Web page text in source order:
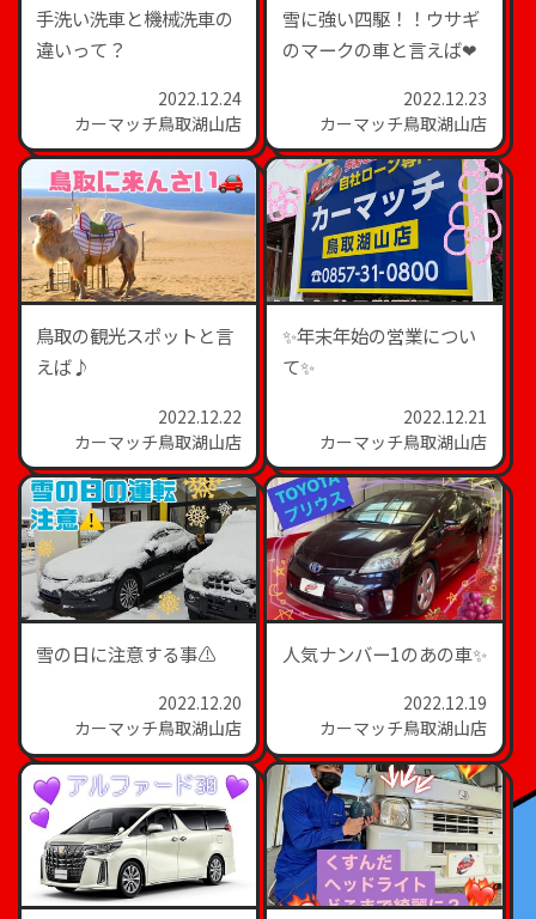
手洗い洗車と機械洗車の
違いって？
2022.12.24
カーマッチ鳥取湖山店
雪に強い四駆！！ウサギ
のマークの車と言えば❤
2022.12.23
カーマッチ鳥取湖山店
鳥取の観光スポットと言
えば♪
2022.12.22
カーマッチ鳥取湖山店
✨年末年始の営業につい
て✨
2022.12.21
カーマッチ鳥取湖山店
雪の日に注意する事⚠
2022.12.20
カーマッチ鳥取湖山店
人気ナンバー1のあの車✨
2022.12.19
カーマッチ鳥取湖山店